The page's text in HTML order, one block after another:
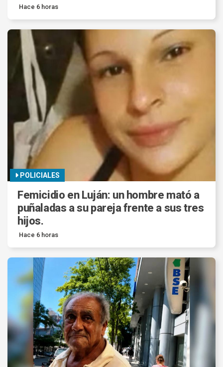
Hace 6 horas
POLICIALES
Femicidio en Luján: un hombre mató a
puñaladas a su pareja frente a sus tres
hijos.
Hace 6 horas